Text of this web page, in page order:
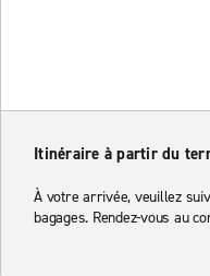
Itinéraire à partir du
À votre arrivée, veuillez
bagages. Rendez-vous au